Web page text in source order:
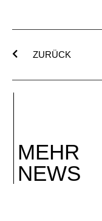
ZURÜCK
MEHR
NEWS